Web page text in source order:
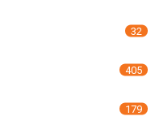
32
405
179